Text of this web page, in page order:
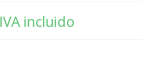
IVA incluido